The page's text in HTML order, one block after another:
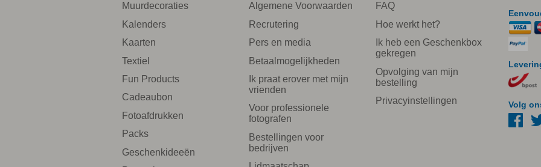
Muurdecoraties
Kalenders
Kaarten
Textiel
Fun Products
Cadeaubon
Fotoafdrukken
Packs
Geschenkideeën
Algemene Voorwaarden
Recrutering
Pers en media
Betaalmogelijkheden
Ik praat erover met mijn
vrienden
Voor professionele
fotografen
Bestellingen voor
bedrijven
FAQ
Hoe werkt het?
Ik heb een Geschenkbox
gekregen
Opvolging van mijn
bestelling
Privacyinstellingen
Volg